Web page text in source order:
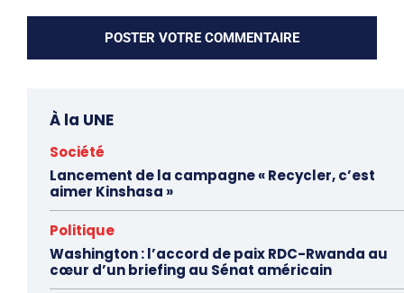
À la UNE
Société
Lancement de la campagne « Recycler, c’est
aimer Kinshasa »
Politique
Washington : l’accord de paix RDC-Rwanda au
cœur d’un briefing au Sénat américain